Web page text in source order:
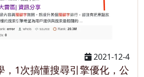
2021-12-4
，1次搞懂搜尋引擎優化，公